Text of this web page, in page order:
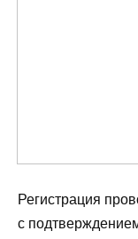
Регистрация
с